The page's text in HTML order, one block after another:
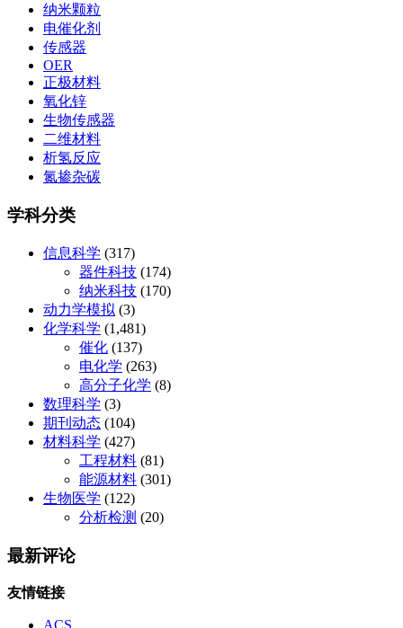
纳米颗粒
电催化剂
传感器
OER
正极材料
氧化锌
生物传感器
二维材料
析氢反应
氮掺杂碳
学科分类
信息科学 (317)
器件科技 (174)
纳米科技 (170)
动力学模拟 (3)
化学科学 (1,481)
催化 (137)
电化学 (263)
高分子化学 (8)
数理科学 (3)
期刊动态 (104)
材料科学 (427)
工程材料 (81)
能源材料 (301)
生物医学 (122)
分析检测 (20)
最新评论
友情链接